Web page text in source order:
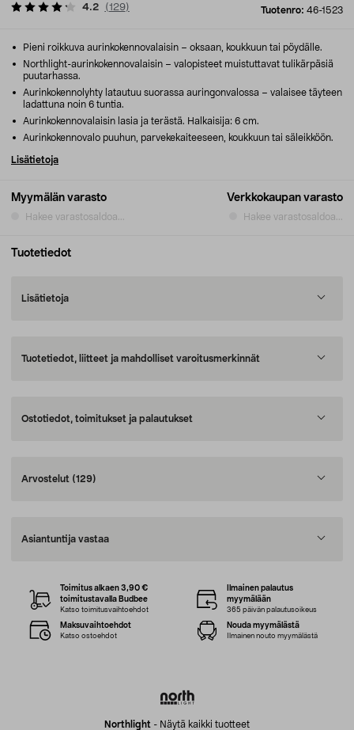
Tuotenro: 46-1523
4.2 (129)
Myymälän varasto
Hakee varastosaldoa...
Verkkokaupan varasto
Hakee varastosaldoa...
Pieni roikkuva aurinkokennovalaisin – oksaan, koukkuun tai pöydälle.
Northlight-aurinkokennovalaisin – valopisteet muistuttavat tulikärpäsiä
puutarhassa.
Aurinkokennolyhty latautuu suorassa auringonvalossa – valaisee täyteen
ladattuna noin 6 tuntia.
Aurinkokennovalaisin lasia ja terästä. Halkaisija: 6 cm.
Aurinkokennovalo puuhun, parvekekaiteeseen, koukkuun tai säleikköön.
Lisätietoja
Tuotetiedot
Lisätietoja
Tuotetiedot, liitteet ja mahdolliset varoitusmerkinnät
Ostotiedot, toimitukset ja palautukset
Arvostelut (129)
Asiantuntija vastaa
Northlight - Näytä kaikki tuotteet
Toimitus alkaen 3,90 €
toimitustavalla Budbee
Katso toimitusvaihtoehdot
Ilmainen palautus
myymälään
365 päivän palautusoikeus
Maksuvaihtoehdot
Katso ostoehdot
Nouda myymälästä
Ilmainen nouto myymälästä